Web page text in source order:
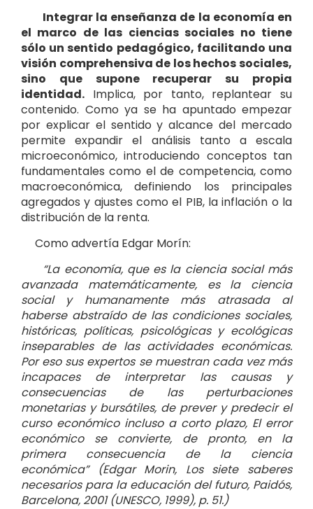
Integrar la enseñanza de la economía en
el marco de las ciencias sociales no tiene
sólo un sentido pedagógico, facilitando una
visión comprehensiva de los hechos sociales,
sino que supone recuperar su propia
identidad. Implica, por tanto, replantear su
contenido. Como ya se ha apuntado empezar
por explicar el sentido y alcance del mercado
permite expandir el análisis tanto a escala
microeconómico, introduciendo conceptos tan
fundamentales como el de competencia, como
macroeconómica, definiendo los principales
agregados y ajustes como el PIB, la inflación o la
distribución de la renta.
Como advertía Edgar Morín:
“La economía, que es la ciencia social más
avanzada matemáticamente, es la ciencia
social y humanamente más atrasada al
haberse abstraído de las condiciones sociales,
históricas, políticas, psicológicas y ecológicas
inseparables de las actividades económicas.
Por eso sus expertos se muestran cada vez más
incapaces de interpretar las causas y
consecuencias de las perturbaciones
monetarias y bursátiles, de prever y predecir el
curso económico incluso a corto plazo, El error
económico se convierte, de pronto, en la
primera consecuencia de la ciencia
económica” (Edgar Morin, Los siete saberes
necesarios para la educación del futuro, Paidós,
Barcelona, 2001 (UNESCO, 1999), p. 51.)